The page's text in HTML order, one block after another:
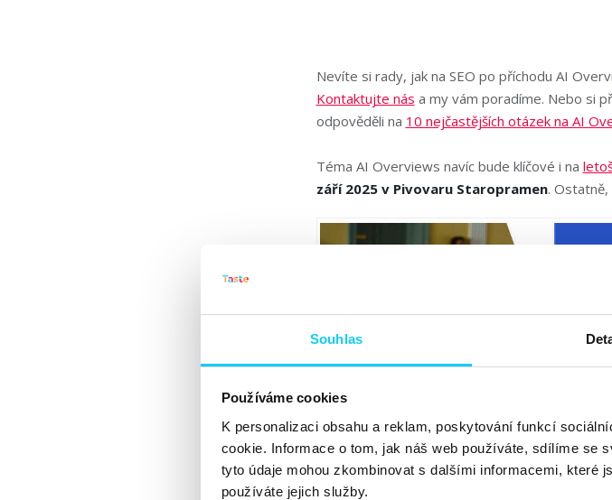
Souhlas
Používáme cookies
K personalizaci obsahu a reklam, poskytování funkcí
cookie. Informace o tom, jak náš web používáte, sdílíme se
tyto údaje mohou zkombinovat s dalšími informacemi, které
používáte jejich služby.
Nevíte si rady, jak na SEO po příchodu AI
Kontaktujte nás a my vám poradíme. Nebo si
odpověděli na 10 nejčastějších otázek na AI
Téma AI Overviews navíc bude klíčové i na
září 2025 v Pivovaru Staropramen. Ostatně,